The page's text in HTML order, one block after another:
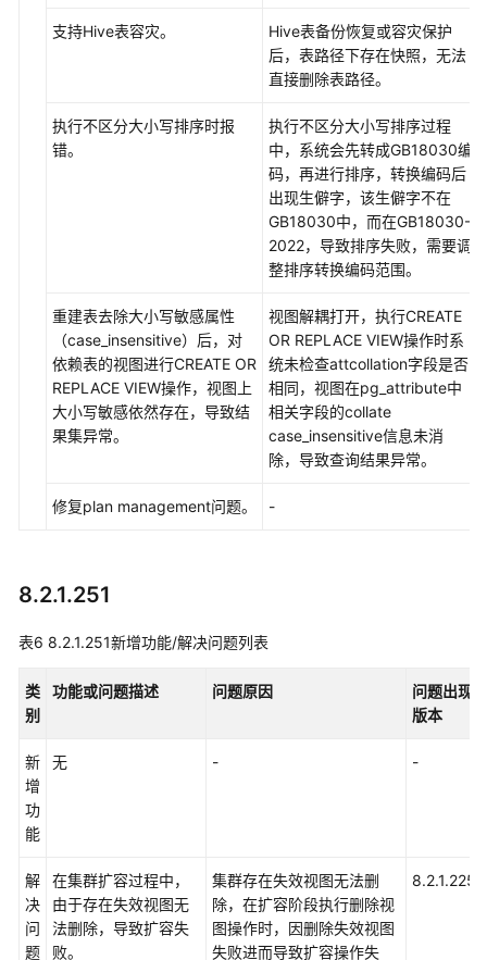
支持Hive表容灾。
Hive表备份恢复或容灾保护
后，表路径下存在快照，无法
直接删除表路径。
执行不区分大小写排序时报
错。
执行不区分大小写排序过程
中，系统会先转成GB18030编
码，再进行排序，转换编码后
出现生僻字，该生僻字不在
GB18030中，而在GB18030-
2022，导致排序失败，需要调
整排序转换编码范围。
重建表去除大小写敏感属性
（case_insensitive）后，对
依赖表的视图进行CREATE OR
REPLACE VIEW操作，视图上
大小写敏感依然存在，导致结
果集异常。
视图解耦打开，执行CREATE
OR REPLACE VIEW操作时系
统未检查attcollation字段是否
相同，视图在pg_attribute中
相关字段的collate
case_insensitive信息未消
除，导致查询结果异常。
修复plan management问题。 -
8.2.1.251
表6 8.2.1.251新增功能/解决问题列表
类
别
功能或问题描述 问题原因
问题出现
版本
新
增
功
能
无 - -
解
决
问
题
在集群扩容过程中，
由于存在失效视图无
法删除，导致扩容失
败。
集群存在失效视图无法删
除，在扩容阶段执行删除视
图操作时，因删除失效视图
失败进而导致扩容操作失
8.2.1.225